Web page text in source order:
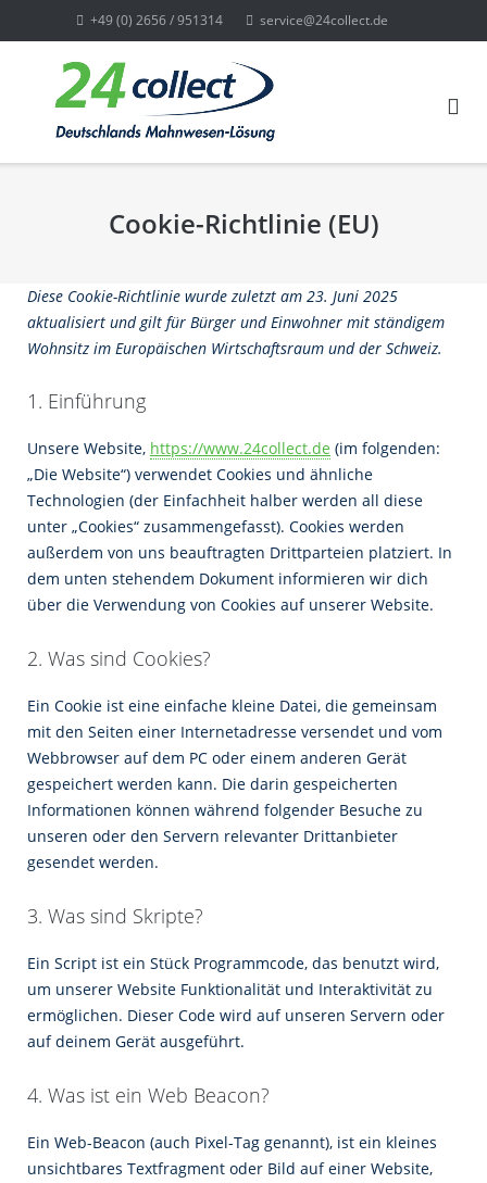
zum
+49 (0) 2656 / 951314 service@24collect.de
Cookie-Richtlinie (EU)
Diese Cookie-Richtlinie wurde zuletzt am 23. Juni 2025
aktualisiert und gilt für Bürger und Einwohner mit ständigem
Wohnsitz im Europäischen Wirtschaftsraum und der Schweiz.
1. Einführung
Unsere Website, https://www.24collect.de (im folgenden:
„Die Website“) verwendet Cookies und ähnliche
Technologien (der Einfachheit halber werden all diese
unter „Cookies“ zusammengefasst). Cookies werden
außerdem von uns beauftragten Drittparteien platziert. In
dem unten stehendem Dokument informieren wir dich
über die Verwendung von Cookies auf unserer Website.
2. Was sind Cookies?
Ein Cookie ist eine einfache kleine Datei, die gemeinsam
mit den Seiten einer Internetadresse versendet und vom
Webbrowser auf dem PC oder einem anderen Gerät
gespeichert werden kann. Die darin gespeicherten
Informationen können während folgender Besuche zu
unseren oder den Servern relevanter Drittanbieter
gesendet werden.
3. Was sind Skripte?
Ein Script ist ein Stück Programmcode, das benutzt wird,
um unserer Website Funktionalität und Interaktivität zu
ermöglichen. Dieser Code wird auf unseren Servern oder
auf deinem Gerät ausgeführt.
4. Was ist ein Web Beacon?
Ein Web-Beacon (auch Pixel-Tag genannt), ist ein kleines
unsichtbares Textfragment oder Bild auf einer Website,